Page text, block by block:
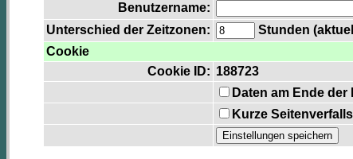
Benutzername:
Unterschied der Zeitzonen:
Stunden
Cookie
Cookie ID: 188723
Daten am Ende
Kurze